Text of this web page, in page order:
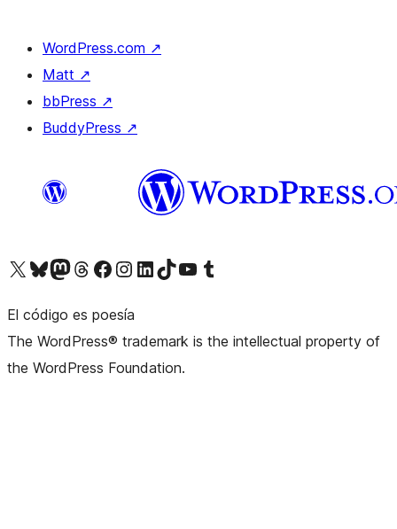
WordPress.com ↗
Matt ↗
bbPress ↗
BuddyPress ↗
Visita nuestra cuenta de X (anteriormente Twitter)
Visita nuestra cuenta de Bluesky
Visita nuestra cuenta de Mastodon
Visita nuestra cuenta de Threads
Visita nuestra página de Facebook
Visita nuestra cuenta de Instagram
Visita nuestra cuenta de LinkedIn
Visita nuestra cuenta de TikTok
Visita nuestro canal de YouTube
Visita nuestra cuenta de Tumblr
El código es poesía
The WordPress® trademark is the intellectual property of
the WordPress Foundation.